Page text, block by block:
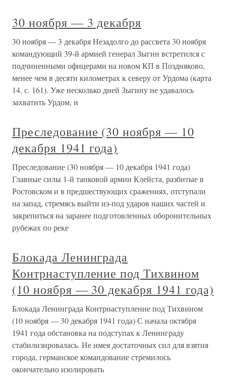
30 ноября — 3 декабря
30 ноября — 3 декабря Незадолго до рассвета 30 ноября
командующий 39-й армией генерал Зыгин встретился с
подчиненными офицерами на новом КП в Поздняково,
менее чем в десяти километрах к северу от Урдома (карта
14, с. 161). Уже несколько дней Зыгину не удавалось
захватить Урдом, и
Преследование (30 ноября — 10
декабря 1941 года)
Преследование (30 ноября — 10 декабря 1941 года)
Главные силы 1-й танковой армии Клейста, разбитые в
Ростовском и в предшествующих сражениях, отступали
на запад, стремясь выйти из-под ударов наших частей и
закрепиться на заранее подготовленных оборонительных
рубежах по реке
Блокада Ленинграда
Контрнаступление под Тихвином
(10 ноября — 30 декабря 1941 года)
Блокада Ленинграда Контрнаступление под Тихвином
(10 ноября — 30 декабря 1941 года) С начала октября
1941 года обстановка на подступах к Ленинграду
стабилизировалась. Не имея достаточных сил для взятия
города, германское командование стремилось
окончательно изолировать